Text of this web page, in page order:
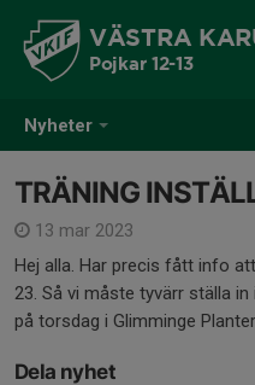
Nyheter
VÄSTRA
Pojkar 12-13
TRÄNING
13 mar 2023
Hej alla. Har precis fått info
23. Så vi måste tyvärr ställa
på torsdag i Glimminge
Dela nyhet